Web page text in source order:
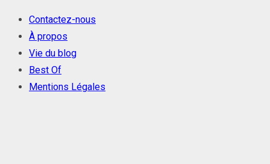
publications
Contactez-nous
À propos
Vie du blog
Best Of
Mentions Légales